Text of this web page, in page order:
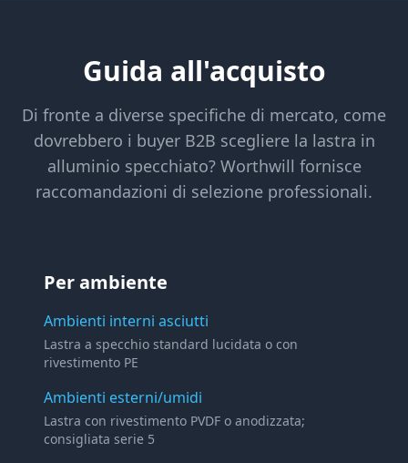
Guida all'acquisto
Di fronte a diverse specifiche di mercato, come
dovrebbero i buyer B2B scegliere la lastra in
alluminio specchiato? Worthwill fornisce
raccomandazioni di selezione professionali.
Per ambiente
Ambienti interni asciutti
Lastra a specchio standard lucidata o con
rivestimento PE
Ambienti esterni/umidi
Lastra con rivestimento PVDF o anodizzata;
consigliata serie 5